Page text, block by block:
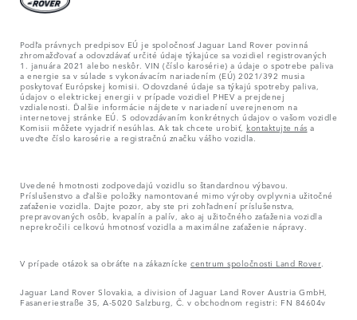
Podľa právnych predpisov EÚ je spoločnosť Jaguar Land Rover povinná
zhromažďovať a odovzdávať určité údaje týkajúce sa vozidiel registrovaných
1. januára 2021 alebo neskôr. VIN (číslo karosérie) a údaje o spotrebe paliva
a energie sa v súlade s vykonávacím nariadením (EÚ) 2021/392 musia
poskytovať Európskej komisii. Odovzdané údaje sa týkajú spotreby paliva,
údajov o elektrickej energii v prípade vozidiel PHEV a prejdenej
vzdialenosti. Ďalšie informácie nájdete v nariadení uverejnenom na
internetovej stránke EÚ. S odovzdávaním konkrétnych údajov o vašom vozidle
Komisii môžete vyjadriť nesúhlas. Ak tak chcete urobiť, kontaktujte nás a
uveďte číslo karosérie a registračnú značku vášho vozidla.
Uvedené hmotnosti zodpovedajú vozidlu so štandardnou výbavou.
Príslušenstvo a ďalšie položky namontované mimo výroby ovplyvnia užitočné
zaťaženie vozidla. Dajte pozor, aby ste pri zohľadnení príslušenstva,
prepravovaných osôb, kvapalín a palív, ako aj užitočného zaťaženia vozidla
neprekročili celkovú hmotnosť vozidla a maximálne zaťaženie nápravy.
V prípade otázok sa obráťte na zákaznícke centrum spoločnosti Land Rover.
Jaguar Land Rover Slovakia, a division of Jaguar Land Rover Austria GmbH,
Fasaneriestraße 35, A-5020 Salzburg, Č. v obchodnom registri: FN 84604v